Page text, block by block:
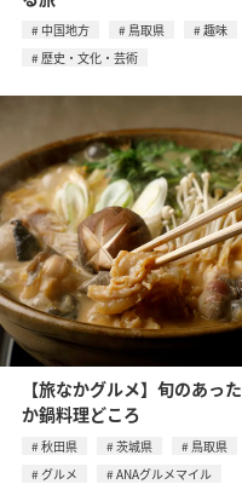
中国地方 鳥取県
趣味
歴史・文化・芸術
【旅なかグルメ】旬のあった
か鍋料理どころ
秋田県 茨城県
鳥取県
グルメ
ANAグルメマイル